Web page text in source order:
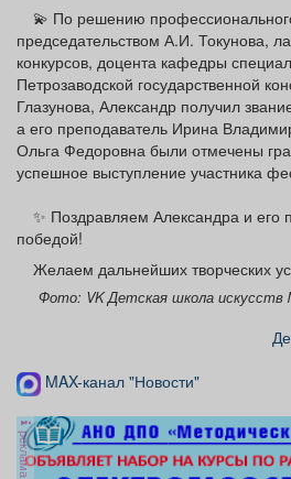
💫 По решению
председательством А.И. Токунова,
конкурсов, доцента кафедры
Петрозаводской государственной
Глазунова, Александр получил
а его преподаватель Ирина
Ольга Федоровна были отмечены
успешное выступление участника
✨ Поздравляем Александра и его
победой!
Желаем дальнейших творческих
Фото: VK Детская школа
MAX-канал "Новости"
реклама